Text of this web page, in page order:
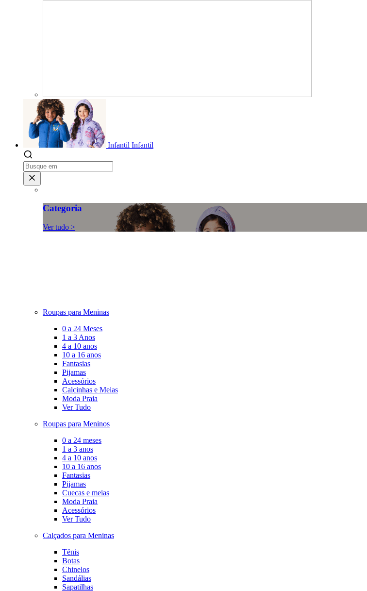
Infantil Infantil
Categoria
Ver tudo >
Roupas para Meninas
0 a 24 Meses
1 a 3 Anos
4 a 10 anos
10 a 16 anos
Fantasias
Pijamas
Acessórios
Calcinhas e Meias
Moda Praia
Ver Tudo
Roupas para Meninos
0 a 24 meses
1 a 3 anos
4 a 10 anos
10 a 16 anos
Fantasias
Pijamas
Cuecas e meias
Moda Praia
Acessórios
Ver Tudo
Calçados para Meninas
Tênis
Botas
Chinelos
Sandálias
Sapatilhas